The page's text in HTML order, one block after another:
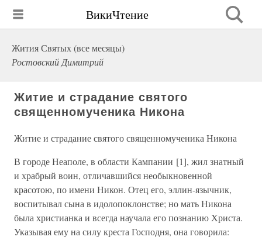
ВикиЧтение
Жития Святых (все месяцы)
Ростовский Димитрий
Житие и страдание святого
священномученика Никона
Житие и страдание святого священномученика Никона
В городе Неаполе, в области Кампании [1], жил знатный
и храбрый воин, отличавшийся необыкновенной
красотою, по имени Никон. Отец его, эллин-язычник,
воспитывал сына в идолопоклонстве; но мать Никона
была христианка и всегда научала его познанию Христа.
Указывая ему на силу креста Господня, она говорила: